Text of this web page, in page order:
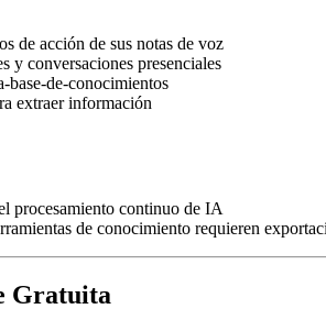
de acción de sus notas de voz
y conversaciones presenciales
de-conocimientos
extraer información
procesamiento continuo de IA
de conocimiento requieren
Gratuita